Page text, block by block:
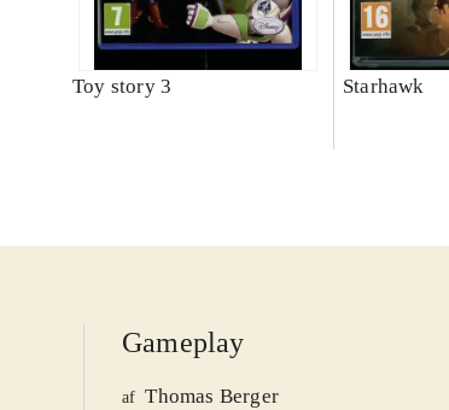
Toy story 3 Starhawk
Gameplay
af Thomas Berger